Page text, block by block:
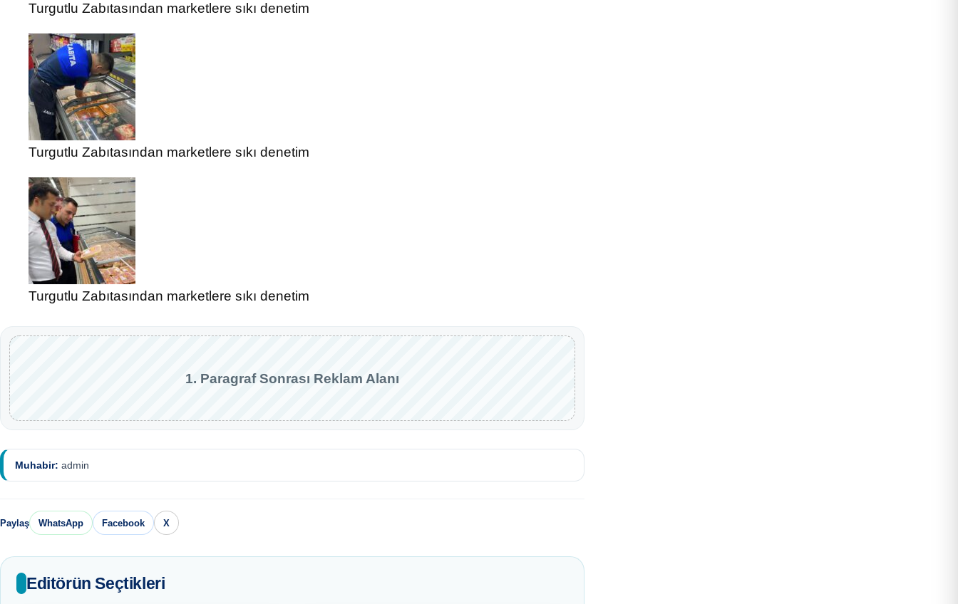
Turgutlu Zabıtasından marketlere sıkı denetim
Turgutlu Zabıtasından marketlere sıkı denetim
Turgutlu Zabıtasından marketlere sıkı denetim
1. Paragraf Sonrası Reklam Alanı
Muhabir: admin
Paylaş WhatsApp Facebook X
Editörün Seçtikleri